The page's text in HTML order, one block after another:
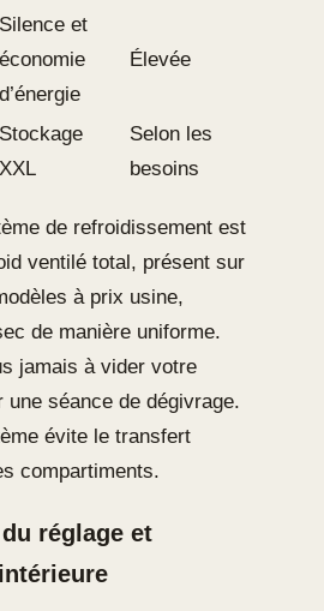
Silence et
économie
d’énergie
Élevée
Stockage
XXL
Selon les
besoins
de refroidissement est
ventilé total, présent sur
à prix usine,
de manière uniforme.
jamais à vider votre
une séance de dégivrage.
évite le transfert
compartiments.
réglage et